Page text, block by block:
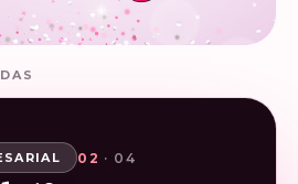
01 · 04
02 · 04
03 · 04
04 · 04